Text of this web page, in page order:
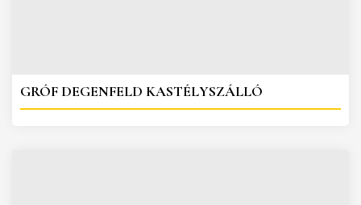
GRÓF DEGENFELD KASTÉLYSZÁLLÓ